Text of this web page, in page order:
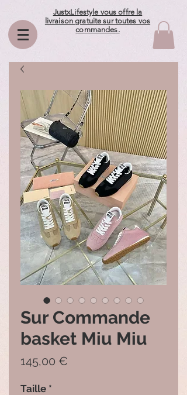
JustxLifestyle vous offre la
livraison gratuite sur toutes vos
commandes.
Sur Commande
basket Miu Miu
145,00 €
Taille *